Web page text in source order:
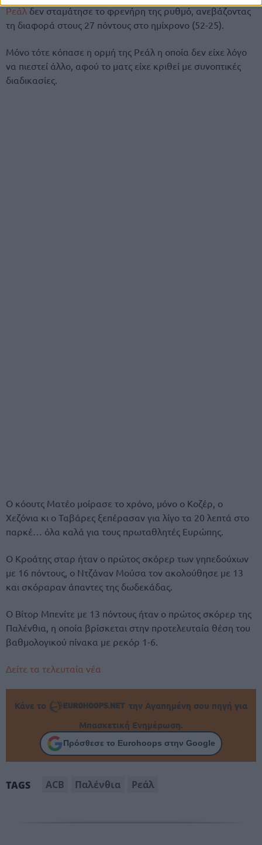
Ρεάλ δεν σταμάτησε το φρενήρη της ρυθμό, ανεβάζοντας
τη διαφορά στους 27 πόντους στο ημίχρονο (52-25).
Μόνο τότε κόπασε η ορμή της Ρεάλ η οποία δεν είχε λόγο
να πιεστεί άλλο, αφού το ματς είχε κριθεί με συνοπτικές
διαδικασίες.
Ο κόουτς Ματέο μοίρασε το χρόνο, μόνο ο Κοζέρ, ο
Χεζόνια κι ο Ταβάρες ξεπέρασαν για λίγο τα 20 λεπτά στο
παρκέ… όλα καλά για τους πρωταθλητές Ευρώπης.
Ο Κροάτης σταρ ήταν ο πρώτος σκόρερ των γηπεδούχων
με 16 πόντους, ο Ντζάναν Μούσα τον ακολούθησε με 13
και σκόραραν άπαντες της δωδεκάδας.
Ο Βίτορ Μπενίτε με 13 πόντους ήταν ο πρώτος σκόρερ της
Παλένθια, η οποία βρίσκεται στην προτελευταία θέση του
βαθμολογικού πίνακα με ρεκόρ 1-6.
Δείτε τα τελευταία νέα
Κάνε το
την Αγαπημένη σου πηγή για
Μπασκετική Ενημέρωση.
Πρόσθεσε το Eurohoops στην Google
TAGS ACB Παλένθια Ρεάλ